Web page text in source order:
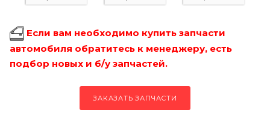
Если вам необходимо купить запчасти
автомобиля обратитесь к менеджеру, есть
подбор новых и б/у запчастей.
ЗАКАЗАТЬ ЗАПЧАСТИ